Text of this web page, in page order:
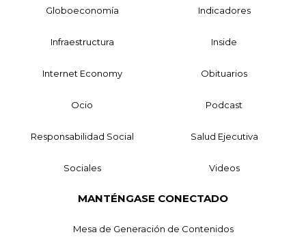
Globoeconomía Indicadores
Infraestructura Inside
Internet Economy Obituarios
Ocio Podcast
Responsabilidad Social Salud Ejecutiva
Sociales Videos
MANTÉNGASE CONECTADO
Mesa de Generación de Contenidos